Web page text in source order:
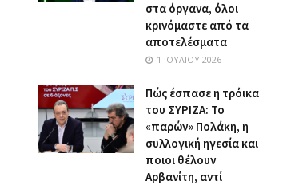
στα όργανα, όλοι
κρινόμαστε από τα
αποτελέσματα
1 ΙΟΥΛΊΟΥ 2026
Πώς έσπασε η τρόικα
του ΣΥΡΙΖΑ: Το
«παρών» Πολάκη, η
συλλογική ηγεσία και
ποιοι θέλουν
Αρβανίτη, αντί